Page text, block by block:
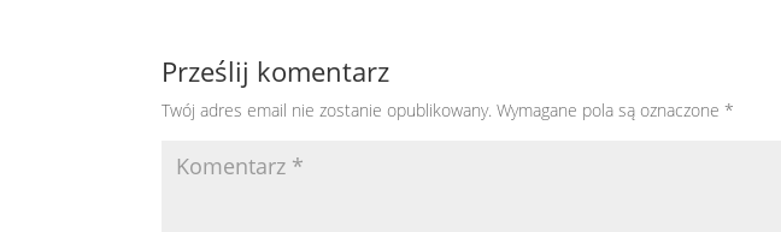
Prześlij komentarz
Twój adres email nie zostanie opublikowany. Wymagane pola są oznaczone*